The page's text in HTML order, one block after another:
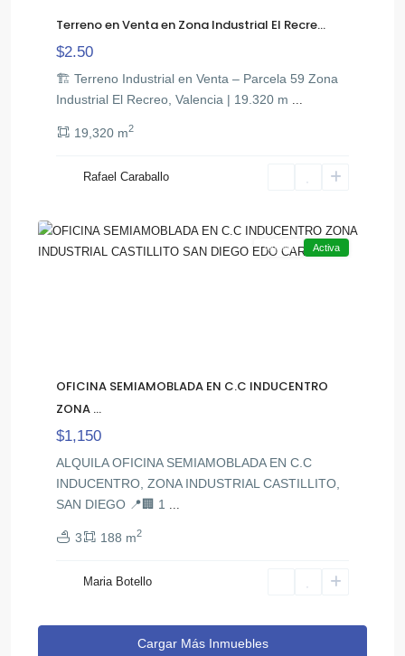
Terreno en Venta en Zona Industrial El Recre...
$2.50
🏗️ Terreno Industrial en Venta – Parcela 59 Zona
Industrial El Recreo, Valencia | 19.320 m
19,320 m2
Rafael Caraballo
Industrial
Alquiler Activa
OFICINA SEMIAMOBLADA EN C.C INDUCENTRO
ZONA ...
$1,150
ALQUILA OFICINA SEMIAMOBLADA EN C.C
INDUCENTRO, ZONA INDUSTRIAL CASTILLITO,
SAN DIEGO 📍🏢 1
3 188 m2
Maria Botello
Cargar Más Inmuebles